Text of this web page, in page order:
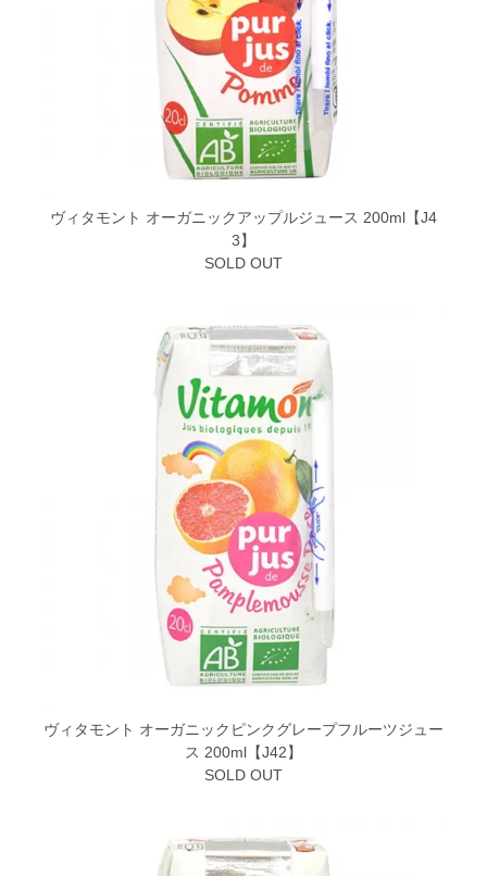
ヴィタモント オーガニックアップルジュース 200ml【J4
3】
SOLD OUT
ヴィタモント オーガニックピンクグレープフルーツジュー
ス 200ml【J42】
SOLD OUT